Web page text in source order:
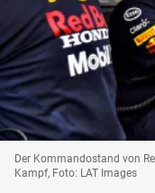
Der Kommandostand von
Kampf, Foto: LAT Images